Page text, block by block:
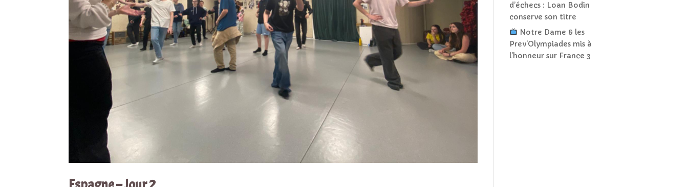
d’échecs : Loan Bodin
conserve son titre
Notre Dame & les
Prev’Olympiades mis à
l’honneur sur France 3